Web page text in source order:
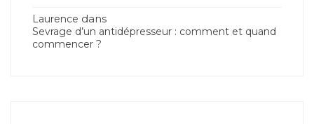
Laurence dans
Sevrage d’un antidépresseur : comment et quand
commencer ?